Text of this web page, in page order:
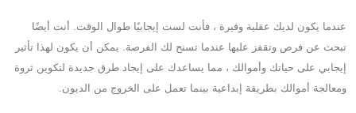
عندما يكون لديك عقلية وفيرة ، فأنت لست إيجابيًا طوال الوقت. أنت أيضًا
تبحث عن فرص وتقفز عليها عندما تسنح لك الفرصة. يمكن أن يكون لهذا تأثير
إيجابي على حياتك وأموالك ، مما يساعدك على إيجاد طرق جديدة لتكوين ثروة
ومعالجة أموالك بطريقة إبداعية بينما تعمل على الخروج من الديون.